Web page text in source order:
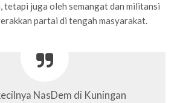
juga oleh semangat dan militansi
partai di tengah masyarakat.
NasDem di Kuningan